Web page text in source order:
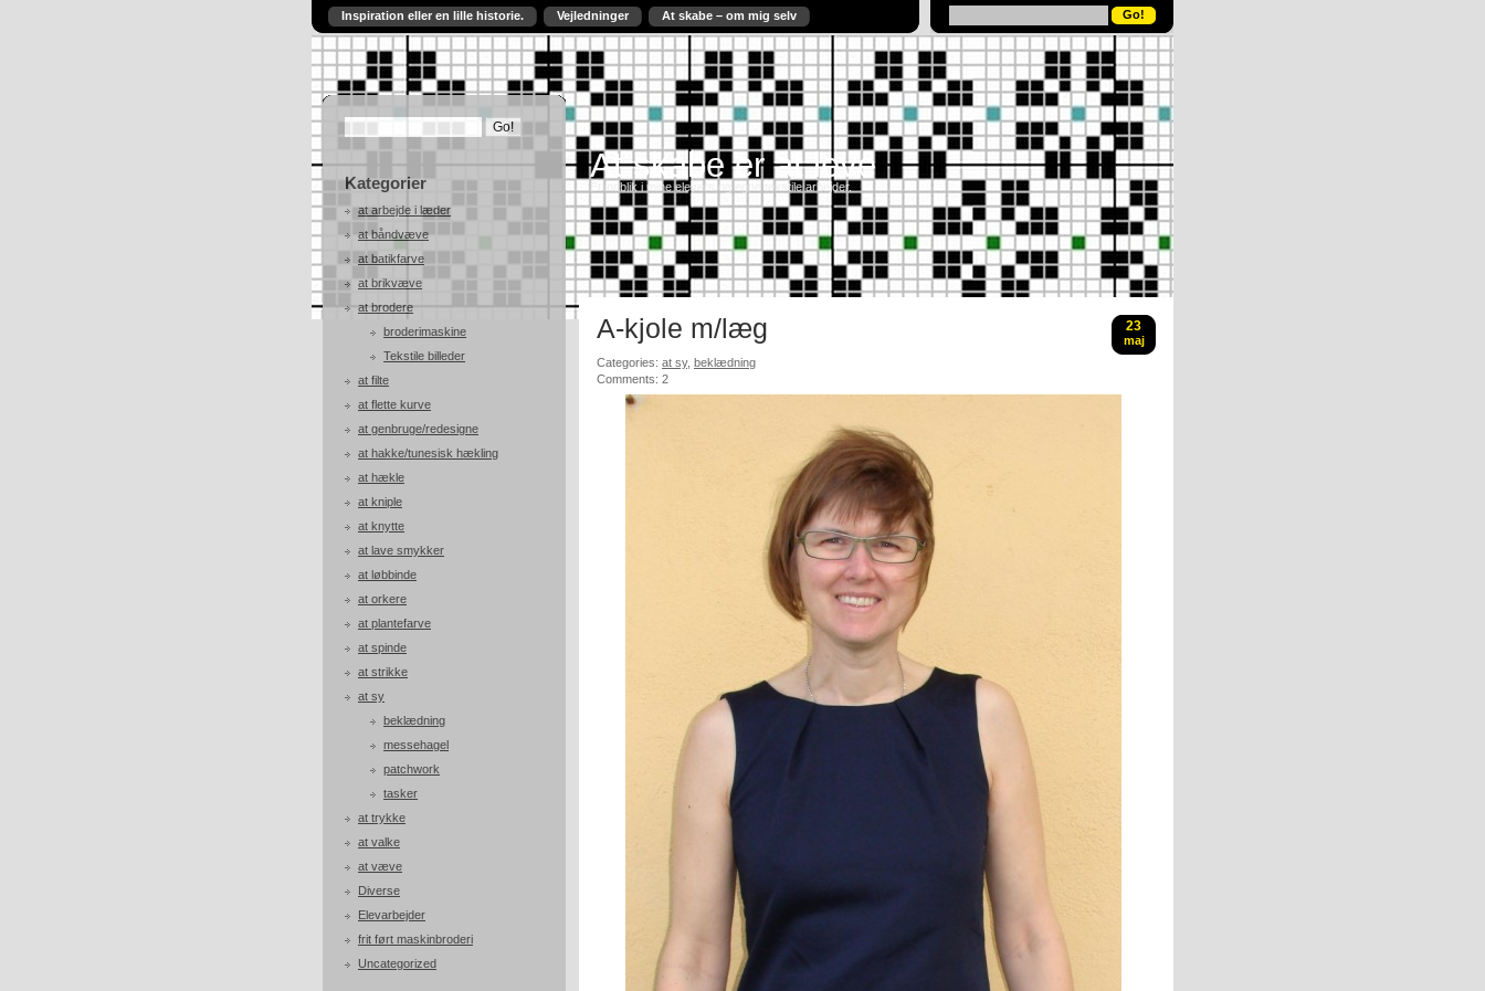
Inspiration eller en lille historie. Vejledninger At skabe – om mig selv
Kategorier
at arbejde i læder
at båndvæve
at batikfarve
at brikvæve
at brodere
broderimaskine
Tekstile billeder
at filte
at flette kurve
at genbruge/redesigne
at hakke/tunesisk hækling
at hækle
at kniple
at knytte
at lave smykker
at løbbinde
at orkere
at plantefarve
at spinde
at strikke
at sy
beklædning
messehagel
patchwork
tasker
at trykke
at valke
at væve
Diverse
Elevarbejder
frit ført maskinbroderi
Uncategorized
At skabe er at leve
Et indblik i mine elevers og egne tekstile arbejder.
A-kjole m/læg 23
maj
Categories: at sy, beklædning
Comments: 2